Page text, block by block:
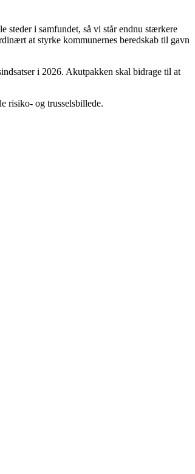
i samfundet, så vi står endnu stærkere
at styrke kommunernes beredskab til gavn
i 2026. Akutpakken skal bidrage til at
risiko- og trusselsbillede.